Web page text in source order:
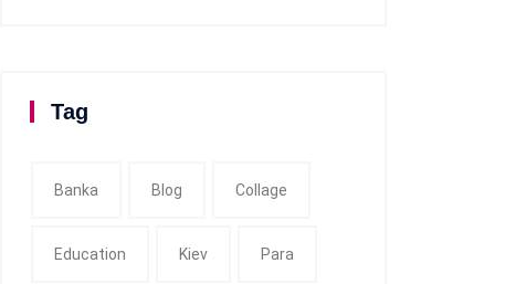
Tag
Banka Blog Collage
Education Kiev Para